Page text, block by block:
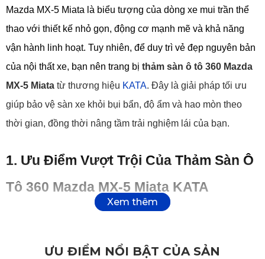
Mazda MX-5 Miata là biểu tượng của dòng xe mui trần thể
thao với thiết kế nhỏ gọn, động cơ mạnh mẽ và khả năng
vận hành linh hoạt. Tuy nhiên, để duy trì vẻ đẹp nguyên bản
của nội thất xe, bạn nên trang bị thảm sàn ô tô 360 Mazda
MX-5 Miata từ thương hiệu KATA. Đây là giải pháp tối ưu
giúp bảo vệ sàn xe khỏi bụi bẩn, độ ẩm và hao mòn theo
thời gian, đồng thời nâng tầm trải nghiệm lái của bạn.
1. Ưu Điểm Vượt Trội Của Thảm Sàn Ô
Tô 360 Mazda MX-5 Miata KATA
ƯU ĐIỂM NỔI BẬT CỦA SẢN